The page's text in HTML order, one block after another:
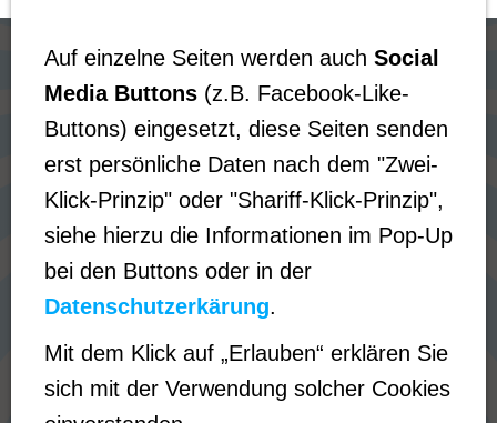
© 2004-2026 - Thomas Lubotzki - Alle
Rechte vorbehalten
Unsere Highlights
Hobbys
Service und Unterstützung
Community
Auf einzelne Seiten werden auch Social
Media Buttons (z.B. Facebook-Like-
Buttons) eingesetzt, diese Seiten senden
erst persönliche Daten nach dem "Zwei-
Klick-Prinzip" oder "Shariff-Klick-Prinzip",
siehe hierzu die Informationen im Pop-Up
bei den Buttons oder in der
Datenschutzerkärung.
Mit dem Klick auf „Erlauben“ erklären Sie
sich mit der Verwendung solcher Cookies